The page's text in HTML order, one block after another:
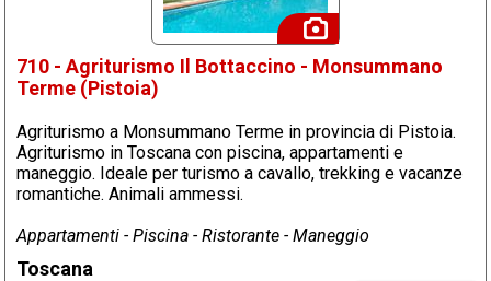
710 - Agriturismo Il Bottaccino - Monsummano
Terme (Pistoia)
Agriturismo a Monsummano Terme in provincia di Pistoia.
Agriturismo in Toscana con piscina, appartamenti e
maneggio. Ideale per turismo a cavallo, trekking e vacanze
romantiche. Animali ammessi.
Appartamenti - Piscina - Ristorante - Maneggio
Toscana